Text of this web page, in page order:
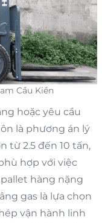
Cầu Kiền
hoặc yêu cầu
là phương án lý
từ 2.5 đến 10 tấn,
hợp với việc
hàng nặng
gas là lựa chọn
vận hành linh